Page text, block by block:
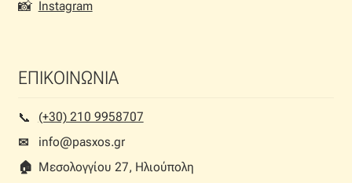
📸 Instagram
ΕΠΙΚΟΙΝΩΝΙΑ
📞︎
(+30) 210 9958707
✉
info@pasxos.gr
🏠︎ Μεσολογγίου 27, Ηλιούπολη